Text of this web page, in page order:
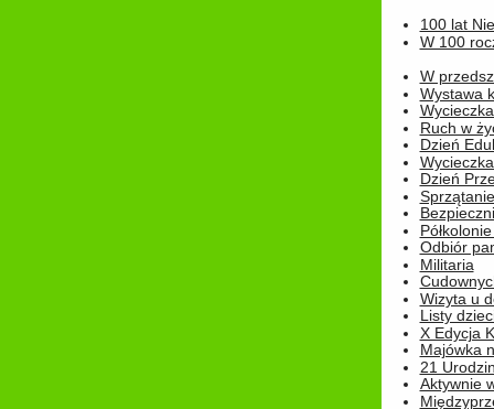
100 lat
W 100
W
Wystawa
Ruch w
Dzień
Dzień
Odbiór
Militaria
Wizyta u
Listy
X Edycja
Majówka
21
Aktywnie